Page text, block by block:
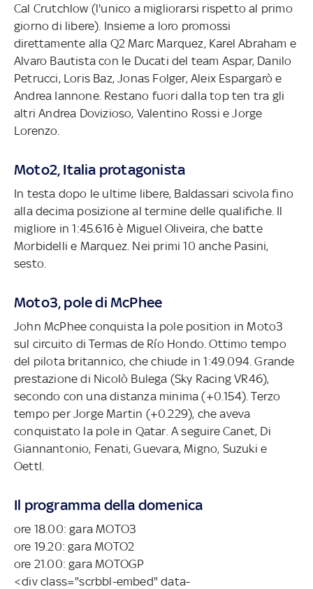
Cal Crutchlow (l'unico a migliorarsi rispetto al primo
giorno di libere). Insieme a loro promossi
direttamente alla Q2 Marc Marquez, Karel Abraham e
Alvaro Bautista con le Ducati del team Aspar, Danilo
Petrucci, Loris Baz, Jonas Folger, Aleix Espargarò e
Andrea Iannone. Restano fuori dalla top ten tra gli
altri Andrea Dovizioso, Valentino Rossi e Jorge
Lorenzo.
Moto2, Italia protagonista
In testa dopo le ultime libere, Baldassari scivola fino
alla decima posizione al termine delle qualifiche. Il
migliore in 1:45.616 è Miguel Oliveira, che batte
Morbidelli e Marquez. Nei primi 10 anche Pasini,
sesto.
Moto3, pole di McPhee
John McPhee conquista la pole position in Moto3
sul circuito di Termas de Río Hondo. Ottimo tempo
del pilota britannico, che chiude in 1:49.094. Grande
prestazione di Nicolò Bulega (Sky Racing VR46),
secondo con una distanza minima (+0.154). Terzo
tempo per Jorge Martin (+0.229), che aveva
conquistato la pole in Qatar. A seguire Canet, Di
Giannantonio, Fenati, Guevara, Migno, Suzuki e
Oettl.
Il programma della domenica
ore 18.00: gara MOTO3
ore 19.20: gara MOTO2
ore 21.00: gara MOTOGP
<div class="scrbbl-embed" data-